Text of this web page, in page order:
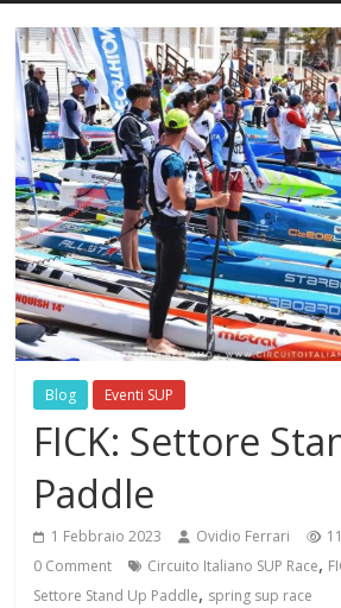
Blog Eventi SUP
FICK: Settore
Paddle
1 Febbraio 2023 Ovidio Ferrari
0 Comment
Circuito Italiano SUP Race,
Settore Stand Up Paddle, spring sup race